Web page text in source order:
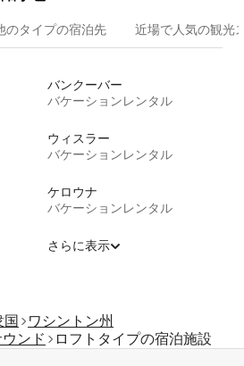
のタ⁠イ⁠プ⁠の宿⁠泊⁠先 近場で人気の観光
バンクーバー
バケーションレンタル
ウィスラー
バケーションレンタル
ケロウナ
バケーションレンタル
さらに表示
国
ワシントン州
ンド
ロフトタイプの宿泊施設